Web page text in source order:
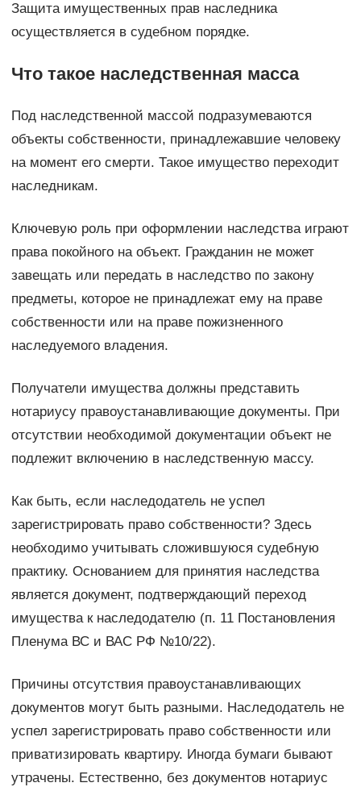
Защита имущественных прав наследника
осуществляется в судебном порядке.
Что такое наследственная масса
Под наследственной массой подразумеваются
объекты собственности, принадлежавшие человеку
на момент его смерти. Такое имущество переходит
наследникам.
Ключевую роль при оформлении наследства играют
права покойного на объект. Гражданин не может
завещать или передать в наследство по закону
предметы, которое не принадлежат ему на праве
собственности или на праве пожизненного
наследуемого владения.
Получатели имущества должны представить
нотариусу правоустанавливающие документы. При
отсутствии необходимой документации объект не
подлежит включению в наследственную массу.
Как быть, если наследодатель не успел
зарегистрировать право собственности? Здесь
необходимо учитывать сложившуюся судебную
практику. Основанием для принятия наследства
является документ, подтверждающий переход
имущества к наследодателю (п. 11 Постановления
Пленума ВС и ВАС РФ №10/22).
Причины отсутствия правоустанавливающих
документов могут быть разными. Наследодатель не
успел зарегистрировать право собственности или
приватизировать квартиру. Иногда бумаги бывают
утрачены. Естественно, без документов нотариус